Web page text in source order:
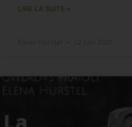
LIRE LA SUITE »